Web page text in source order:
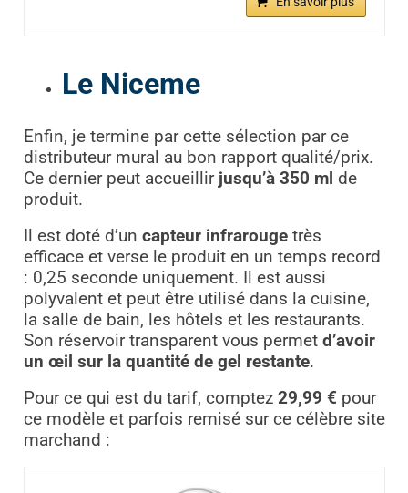
Le Niceme
Enfin, je termine par cette sélection par ce
distributeur mural au bon rapport qualité/prix.
Ce dernier peut accueillir jusqu’à 350 ml de
produit.
Il est doté d’un capteur infrarougetrès
efficace et verse le produit en un temps record
: 0,25 seconde uniquement. Il est aussi
polyvalent et peut être utilisé dans la cuisine,
la salle de bain, les hôtels et les restaurants.
Son réservoir transparent vous permet d’avoir
un œil sur la quantité de gel restante.
Pour ce qui est du tarif, comptez 29,99 € pour
ce modèle et parfois remisé sur ce célèbre site
marchand :